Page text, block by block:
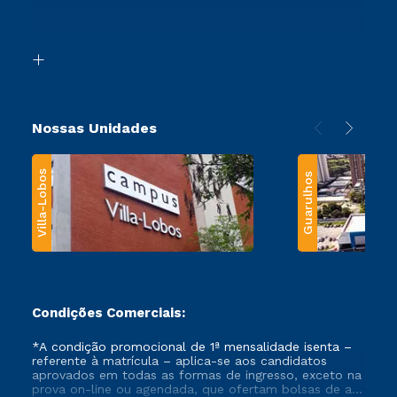
Transferência
Nossas Unidades
Villa-Lobos Guarulhos
Condições Comerciais:
*A condição promocional de 1ª mensalidade isenta –
referente à matrícula – aplica-se aos candidatos
aprovados em todas as formas de ingresso, exceto na
prova on-line ou agendada, que ofertam bolsas de até